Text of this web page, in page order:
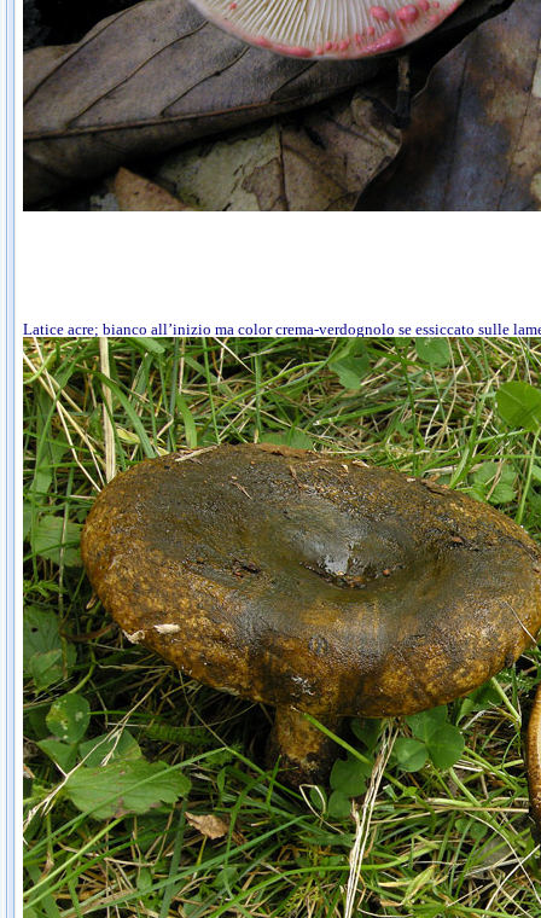
Latice acre; bianco all’inizio ma color crema-verdognolo se essiccato sulle